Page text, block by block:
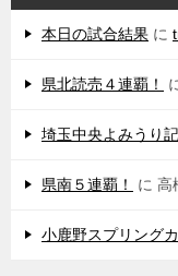
本日の試合結果 に
県北読売４連覇！
埼玉中央よみうり
県南５連覇！ に 高
小鹿野スプリング